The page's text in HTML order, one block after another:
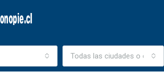
Todas las ciudades o